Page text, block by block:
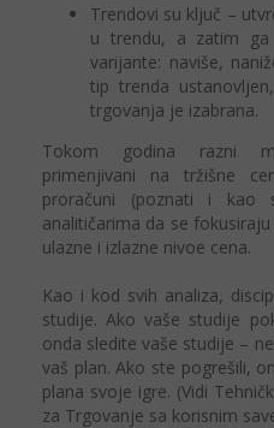
Trendovi su ključ –
u trendu, a zatim
varijante: naviše,
tip trenda
trgovanja je izabrana.
Tokom godina razni
primenjivani na tržišne
proračuni (poznati i kao
analitičarima da se
ulazne i izlazne nivoe cena.
Kao i kod svih analiza,
studije. Ako vaše studije
onda sledite vaše studije –
vaš plan. Ako ste pogrešili,
plana svoje igre. (Vidi
za Trgovanje sa korisnim